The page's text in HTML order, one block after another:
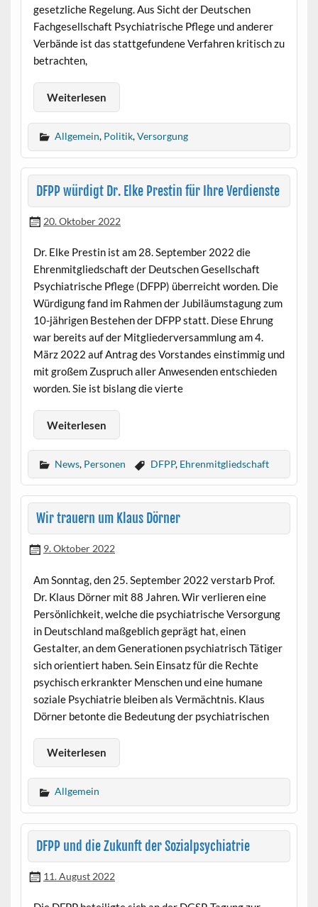
gesetzliche Regelung. Aus Sicht der Deutschen
Fachgesellschaft Psychiatrische Pflege und anderer
Verbände ist das stattgefundene Verfahren kritisch zu
betrachten,
Weiterlesen
Allgemein, Politik,Versorgung
DFPP würdigt Dr. Elke Prestin für Ihre Verdienste
20. Oktober 2022
Dr. Elke Prestin ist am 28. September 2022 die
Ehrenmitgliedschaft der Deutschen Gesellschaft
Psychiatrische Pflege (DFPP) überreicht worden. Die
Würdigung fand im Rahmen der Jubiläumstagung zum
10-jährigen Bestehen der DFPP statt. Diese Ehrung
war bereits auf der Mitgliederversammlung am 4.
März 2022 auf Antrag des Vorstandes einstimmig und
mit großem Zuspruch aller Anwesenden entschieden
worden. Sie ist bislang die vierte
Weiterlesen
News, Personen DFPP, Ehrenmitgliedschaft
Wir trauern um Klaus Dörner
9. Oktober 2022
Am Sonntag, den 25. September 2022 verstarb Prof.
Dr. Klaus Dörner mit 88 Jahren. Wir verlieren eine
Persönlichkeit, welche die psychiatrische Versorgung
in Deutschland maßgeblich geprägt hat, einen
Gestalter, an dem Generationen psychiatrisch Tätiger
sich orientiert haben. Sein Einsatz für die Rechte
psychisch erkrankter Menschen und eine humane
soziale Psychiatrie bleiben als Vermächtnis. Klaus
Dörner betonte die Bedeutung der psychiatrischen
Weiterlesen
Allgemein
DFPP und die Zukunft der Sozialpsychiatrie
11. August 2022